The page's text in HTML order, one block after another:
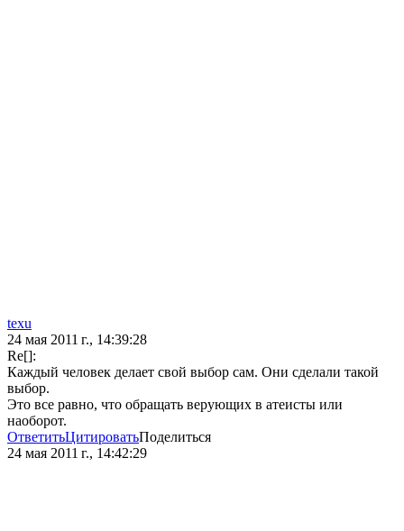
texu
24 мая 2011 г., 14:39:28
Re[]:
Каждый человек делает свой выбор сам. Они сделали такой
выбор.
Это все равно, что обращать верующих в атеисты или
наоборот.
ОтветитьЦитироватьПоделиться
24 мая 2011 г., 14:42:29